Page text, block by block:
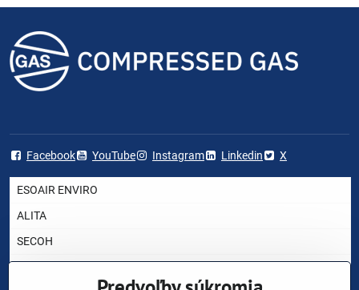
Facebook YouTube Instagram Linkedin X
ESOAIR ENVIRO
ALITA
SECOH